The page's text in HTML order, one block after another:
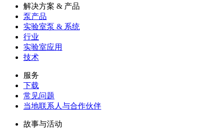
解决方案 & 产品
泵产品
实验室泵 & 系统
行业
实验室应用
技术
服务
下载
常见问题
当地联系人与合作伙伴
故事与活动